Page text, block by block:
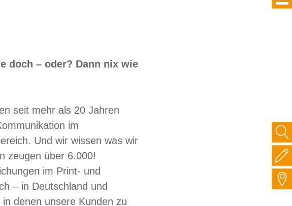
seit mehr als 20 Jahren
im
Und wir wissen was wir
zeugen über 6.000!
im Print- und
– in Deutschland und
in denen unsere Kunden zu